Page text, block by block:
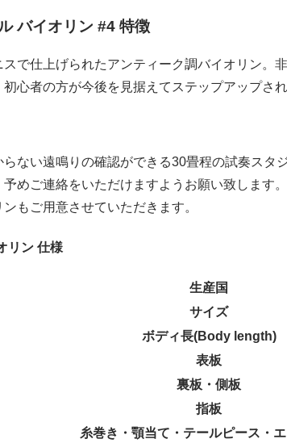
バイオリン #4 特徴
で仕上げられたアンティーク調バイオリン。
心者の方が今後を見据えてステップアップさ
ない遠鳴りの確認ができる30畳程の試奏スタ
予めご連絡をいただけますようお願い致しま
もご用意させていただきます。
リン 仕様
生産国
サイズ
ボディ長(Body length)
表板
裏板・側板
指板
糸巻き・顎当て・テールピース・